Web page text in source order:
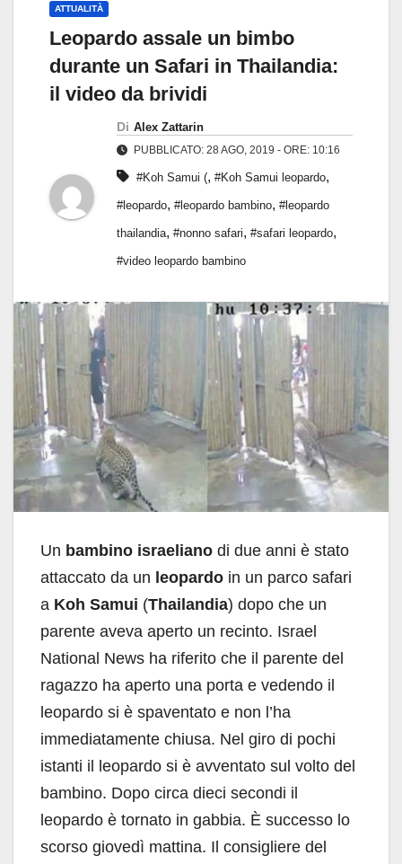
ATTUALITÀ
Leopardo assale un bimbo
durante un Safari in Thailandia:
il video da brividi
Di Alex Zattarin
PUBBLICATO: 28 AGO, 2019 - ORE: 10:16
#Koh Samui (, #Koh Samui leopardo,
#leopardo, #leopardo bambino, #leopardo
thailandia, #nonno safari, #safari leopardo,
#video leopardo bambino
Un bambino israeliano di due anni è stato
attaccato da un leopardo in un parco safari
a Koh Samui (Thailandia) dopo che un
parente aveva aperto un recinto. Israel
National News ha riferito che il parente del
ragazzo ha aperto una porta e vedendo il
leopardo si è spaventato e non l’ha
immediatamente chiusa. Nel giro di pochi
istanti il leopardo si è avventato sul volto del
bambino. Dopo circa dieci secondi il
leopardo è tornato in gabbia. È successo lo
scorso giovedì mattina. Il consigliere del